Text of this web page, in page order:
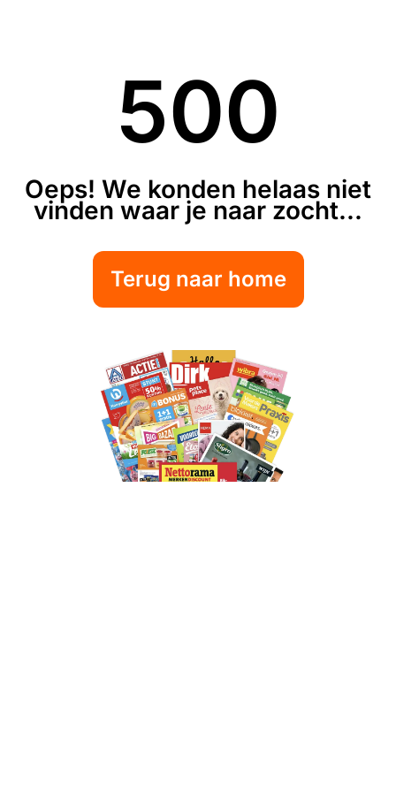
500
Oeps! We konden helaas niet
vinden waar je naar zocht...
Terug naar home